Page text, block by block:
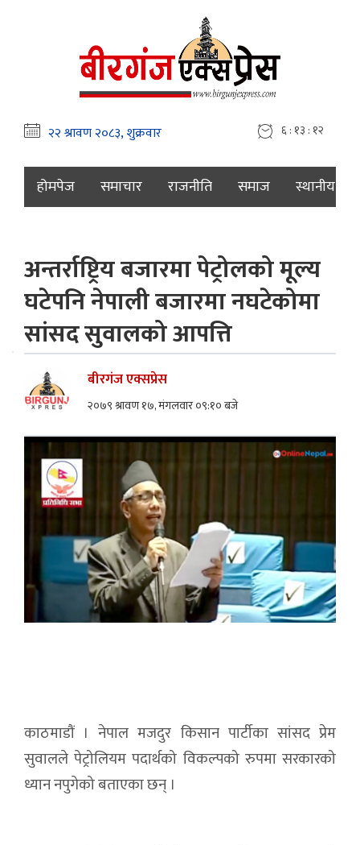
६ : १३ : १३
होमपेज समाचार राजनीति समाज स्थानीय
अन्तर्राष्ट्रिय बजारमा पेट्रोलको मूल्य
घटेपनि नेपाली बजारमा नघटेकोमा
सांसद सुवालको आपत्ति
बीरगंज एक्सप्रेस
२०७९ श्रावण १७, मंगलवार ०९:१० बजे
काठमाडौं । नेपाल मजदुर किसान पार्टीका सांसद प्रेम
सुवालले पेट्रोलियम पदार्थको विकल्पको रुपमा सरकारको
ध्यान नपुगेको बताएका छन् ।